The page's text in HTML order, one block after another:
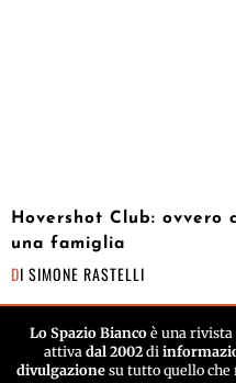
Hovershot Club: ovvero
una famiglia
DI SIMONE RASTELLI
Lo Spazio Biancoè una rivista
attiva dal 2002 di
divulgazione su tutto quello